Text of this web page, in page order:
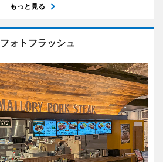
もっと見る
フォトフラッシュ